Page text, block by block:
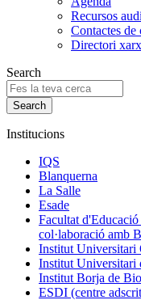
Recursos
Contactes
Directori
Search
Institucions
IQS
Blanquerna
La Salle
Esade
Facultat
col·laboració amb
Institut Universitari
Institut Universitari
Institut Borja de
ESDI (centre